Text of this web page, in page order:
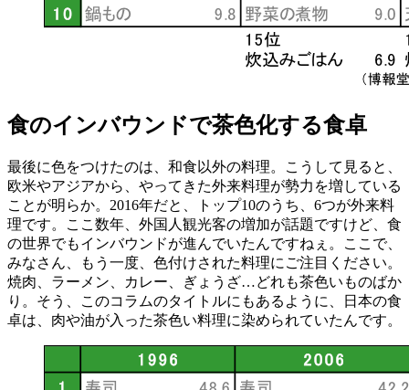
食のインバウンドで茶色化する食卓
最後に色をつけたのは、和食以外の料理。こうして見ると、
欧米やアジアから、やってきた外来料理が勢力を増している
ことが明らか。2016年だと、トップ10のうち、6つが外来料
理です。ここ数年、外国人観光客の増加が話題ですけど、食
の世界でもインバウンドが進んでいたんですねぇ。ここで、
みなさん、もう一度、色付けされた料理にご注目ください。
焼肉、ラーメン、カレー、ぎょうざ…どれも茶色いものばか
り。そう、このコラムのタイトルにもあるように、日本の食
卓は、肉や油が入った茶色い料理に染められていたんです。